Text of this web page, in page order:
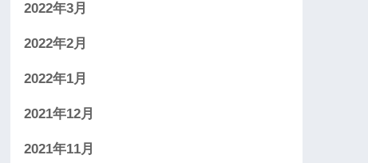
2022年3月
2022年2月
2022年1月
2021年12月
2021年11月